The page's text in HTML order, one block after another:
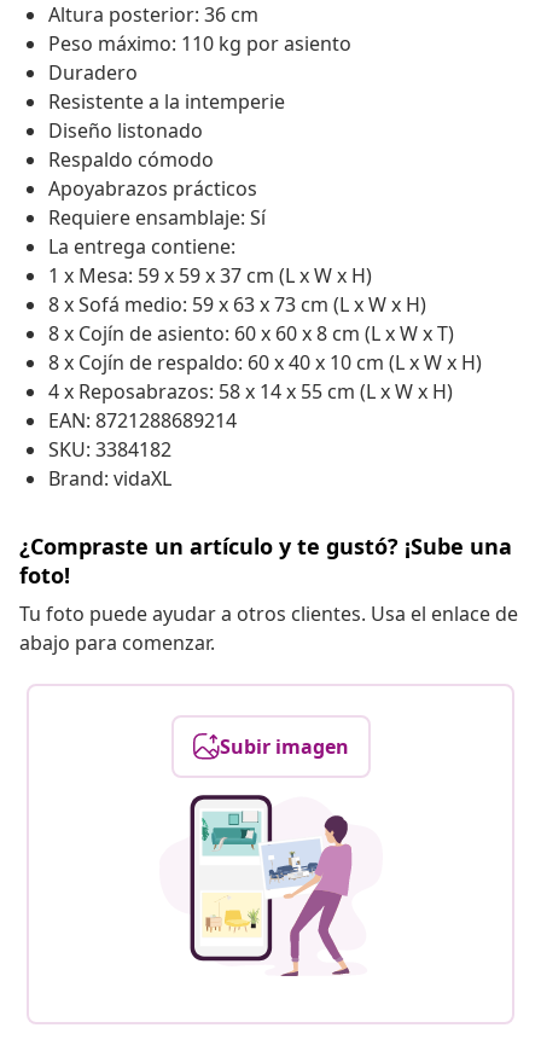
Altura posterior: 36 cm
Peso máximo: 110 kg por asiento
Duradero
Resistente a la intemperie
Diseño listonado
Respaldo cómodo
Apoyabrazos prácticos
Requiere ensamblaje: Sí
La entrega contiene:
1 x Mesa: 59 x 59 x 37 cm (L x W x H)
8 x Sofá medio: 59 x 63 x 73 cm (L x W x H)
8 x Cojín de asiento: 60 x 60 x 8 cm (L x W x T)
8 x Cojín de respaldo: 60 x 40 x 10 cm (L x W x H)
4 x Reposabrazos: 58 x 14 x 55 cm (L x W x H)
EAN: 8721288689214
SKU: 3384182
Brand: vidaXL
¿Compraste un artículo y te gustó? ¡Sube una
foto!
Tu foto puede ayudar a otros clientes. Usa el enlace de
abajo para comenzar.
Subir imagen